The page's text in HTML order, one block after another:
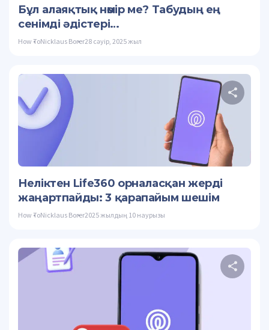
Бұл алаяқтық нөмір ме? Табудың ең
сенімді әдістері…
How ToNicklaus Borer28 сәуір, 2025 жыл
Twitter
Неліктен Life360 орналасқан жерді
жаңартпайды: 3 қарапайым шешім
How ToNicklaus Borer2025 жылдың 10 наурызы